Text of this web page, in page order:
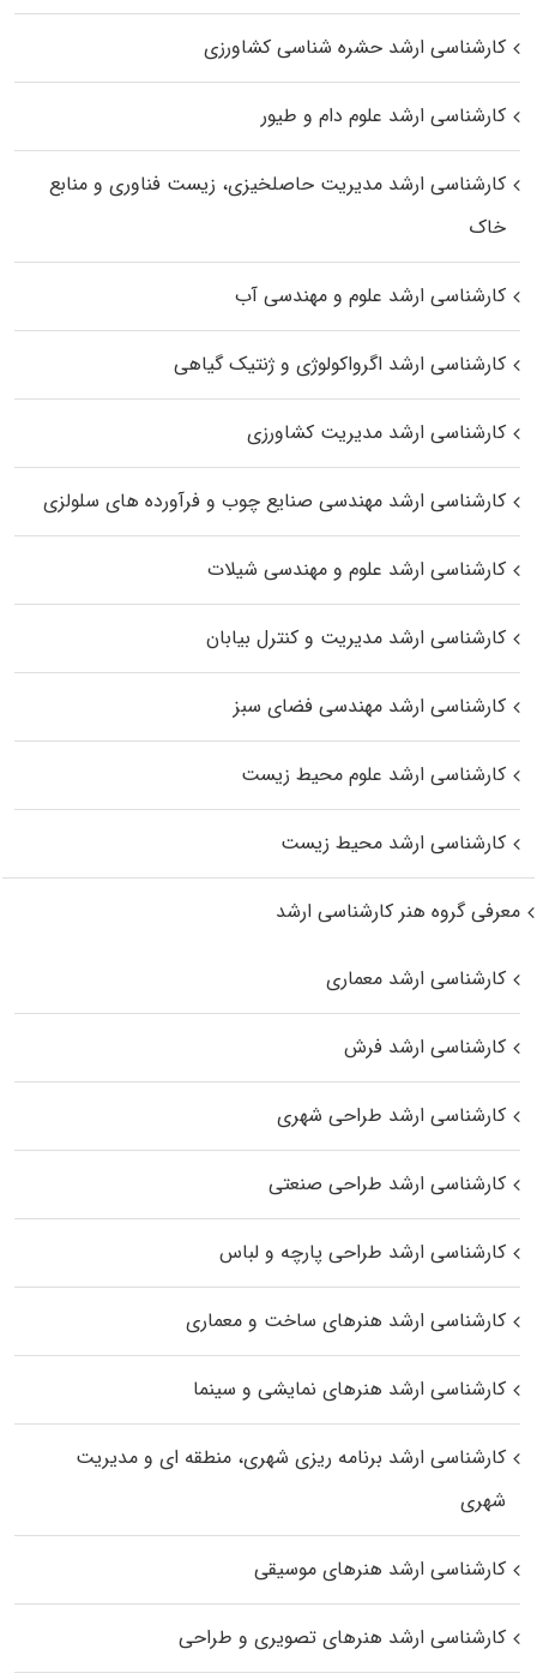
کارشناسی ارشد حشره‌ شناسی کشاورزی
کارشناسی ارشد علوم دام و طیور
کارشناسی ارشد مدیریت حاصلخیزی، زیست فناوری و منابع
خاک
کارشناسی ارشد علوم و مهندسی آب
کارشناسی ارشد اگرواکولوژی و ژنتیک گیاهی
کارشناسی ارشد مدیریت کشاورزی
کارشناسی ارشد مهندسی صنایع چوب و فرآورده‌ های سلولزی
کارشناسی ارشد علوم و مهندسی شیلات
کارشناسی ارشد مدیریت و کنترل بیابان
کارشناسی ارشد مهندسی فضای سبز
کارشناسی ارشد علوم محیط‌ زیست
کارشناسی ارشد محیط زیست
معرفی گروه هنر کارشناسی ارشد
کارشناسی ارشد معماری
کارشناسی ارشد فرش
کارشناسی ارشد طراحی شهری
کارشناسی ارشد طراحی صنعتی
کارشناسی ارشد طراحی پارچه و لباس
کارشناسی ارشد هنرهای ساخت و معماری
کارشناسی ارشد هنرهای نمایشی و سینما
کارشناسی ارشد برنامه ریزی شهری، منطقه‌ ای و مدیریت
شهری
کارشناسی ارشد هنرهای موسیقی
کارشناسی ارشد هنرهای تصویری و طراحی